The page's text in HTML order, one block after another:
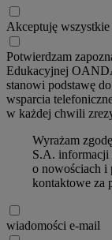
Akceptuję wszystkie
Potwierdzam
Edukacyjnej
stanowi podstawę
wsparcia
w każdej chwili
Wyrażam
S.A. informacji
o nowościach i
kontaktowe za
wiadomości e-mail